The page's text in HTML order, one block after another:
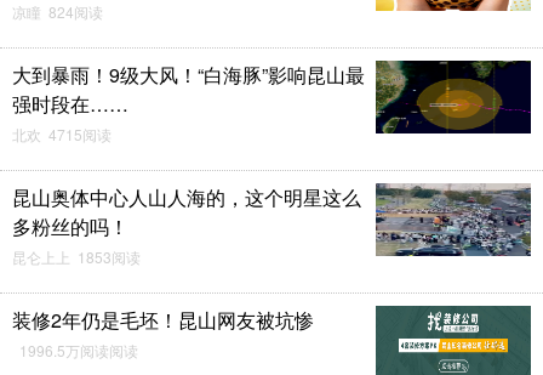
凉瞳 824阅读
大到暴雨！9级大风！“白海豚”影响昆山最
强时段在……
北欢 4715阅读
昆山奥体中心人山人海的，这个明星这么
多粉丝的吗！
昆仑上上 1853阅读
装修2年仍是毛坯！昆山网友被坑惨
1996.5万阅读阅读